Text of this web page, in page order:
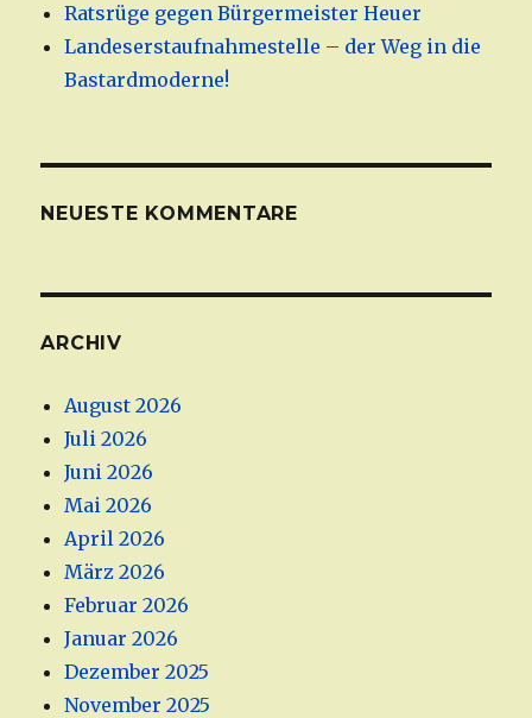
Ratsrüge gegen Bürgermeister Heuer
Landeserstaufnahmestelle – der Weg in die
Bastardmoderne!
NEUESTE KOMMENTARE
ARCHIV
August 2026
Juli 2026
Juni 2026
Mai 2026
April 2026
März 2026
Februar 2026
Januar 2026
Dezember 2025
November 2025